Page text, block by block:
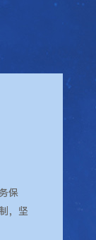
保
，坚